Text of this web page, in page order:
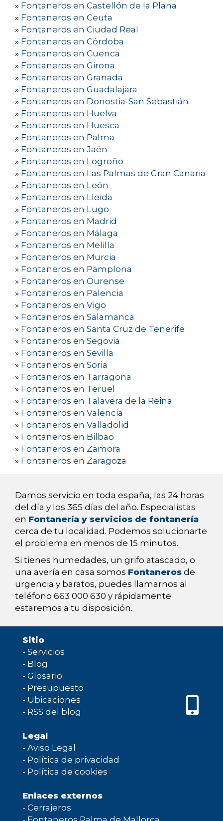
» Fontaneros en Castellón de la Plana
» Fontaneros en Ceuta
» Fontaneros en Ciudad Real
» Fontaneros en Córdoba
» Fontaneros en Cuenca
» Fontaneros en Girona
» Fontaneros en Granada
» Fontaneros en Guadalajara
» Fontaneros en Donostia-San Sebastián
» Fontaneros en Huelva
» Fontaneros en Huesca
» Fontaneros en Palma
» Fontaneros en Jaén
» Fontaneros en Logroño
» Fontaneros en Las Palmas de Gran Canaria
» Fontaneros en León
» Fontaneros en Lleida
» Fontaneros en Lugo
» Fontaneros en Madrid
» Fontaneros en Málaga
» Fontaneros en Melilla
» Fontaneros en Murcia
» Fontaneros en Pamplona
» Fontaneros en Ourense
» Fontaneros en Palencia
» Fontaneros en Vigo
» Fontaneros en Salamanca
» Fontaneros en Santa Cruz de Tenerife
» Fontaneros en Segovia
» Fontaneros en Sevilla
» Fontaneros en Soria
» Fontaneros en Tarragona
» Fontaneros en Teruel
» Fontaneros en Talavera de la Reina
» Fontaneros en Valencia
» Fontaneros en Valladolid
» Fontaneros en Bilbao
» Fontaneros en Zamora
» Fontaneros en Zaragoza
Damos servicio en toda españa, las 24 horas
del día y los 365 días del año. Especialistas
en Fontanería y servicios de fontanería
cerca de tu localidad. Podemos solucionarte
el problema en menos de 15 minutos.
Si tienes humedades, un grifo atascado, o
una avería en casa somos Fontaneros de
urgencia y baratos, puedes llamarnos al
teléfono 663 000 630 y rápidamente
estaremos a tu disposición.
Sitio
- Servicios
- Blog
- Glosario
- Presupuesto
- Ubicaciones
- RSS del blog
Legal
- Aviso Legal
- Política de privacidad
- Política de cookies
Enlaces externos
- Cerrajeros